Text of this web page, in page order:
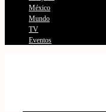
México
Mundo
TV
Eventos